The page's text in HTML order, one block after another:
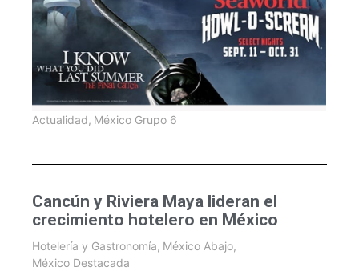
Actualidad, México Grupo 6
Cancún y Riviera Maya lideran el
crecimiento hotelero en México
Hotelería y Gastronomía, México Abajo,
México Destacada